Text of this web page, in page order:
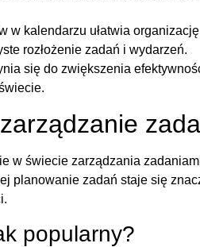
w kalendarzu ułatwia
rozłożenie zadań i wydarzeń.
się do zwiększenia
w świecie zarządzania
planowanie zadań staje się
popularny?